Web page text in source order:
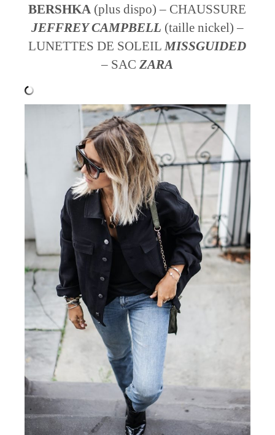
BERSHKA (plus dispo) – CHAUSSURE
JEFFREY CAMPBELL (taille nickel) –
LUNETTES DE SOLEILMISSGUIDED
– SACZARA